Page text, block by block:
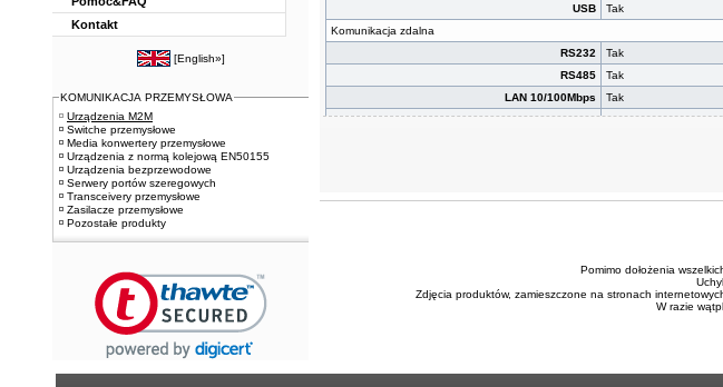
USB
Tak
Komunikacja zdalna
RS232
Tak
RS485
Tak
LAN 10/100Mbps
Tak
WiFi
Opcjonalnie
Lokalizacja GPS
Opcjonalnie
Wyłącznik zasilania
Tak
Pomimo dołożenia
Zdjęcia produktów, zamieszczone na stronach
W razie
Kontakt
[English»]
KOMUNIKACJA PRZEMYSŁOWA
Urządzenia M2M
Switche przemysłowe
Media konwertery przemysłowe
Urządzenia z normą kolejową EN50155
Urządzenia bezprzewodowe
Serwery portów szeregowych
Transceivery przemysłowe
Zasilacze przemysłowe
Pozostałe produkty